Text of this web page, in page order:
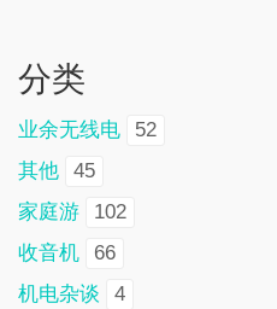
分类
业余无线电
52
其他
45
家庭游
102
收音机
66
机电杂谈
4